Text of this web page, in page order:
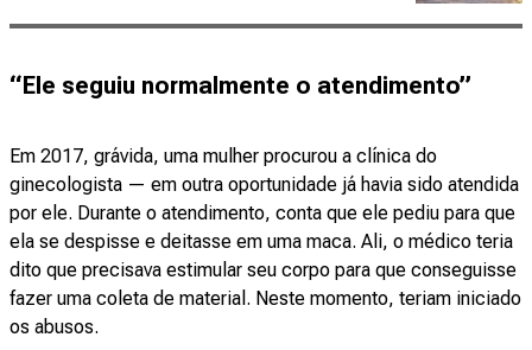
“Ele seguiu normalmente o atendimento”
Em 2017, grávida, uma mulher procurou a clínica do
ginecologista — em outra oportunidade já havia sido atendida
por ele. Durante o atendimento, conta que ele pediu para que
ela se despisse e deitasse em uma maca. Ali, o médico teria
dito que precisava estimular seu corpo para que conseguisse
fazer uma coleta de material. Neste momento, teriam iniciado
os abusos.